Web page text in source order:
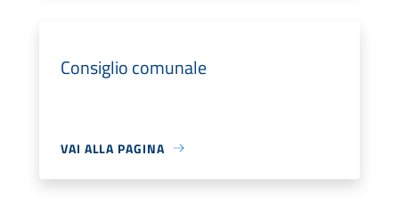
Consiglio comunale
VAI ALLA PAGINA